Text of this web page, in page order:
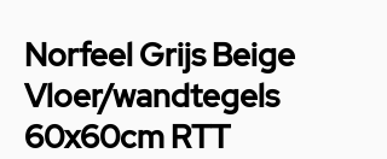
Norfeel Grijs Beige
Vloer/wandtegels
60x60cm RTT